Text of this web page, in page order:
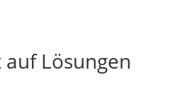
Lösungen